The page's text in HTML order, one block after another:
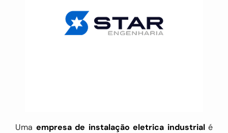
Uma empresa de instalação eletrica industrialé